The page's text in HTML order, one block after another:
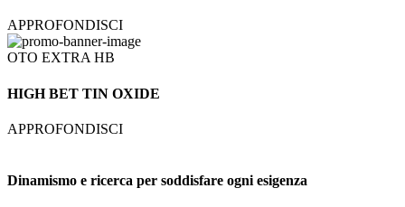
APPROFONDISCI
OTO EXTRA HB
HIGH BET TIN OXIDE
APPROFONDISCI
Dinamismo e ricerca per soddisfare ogni esigenza